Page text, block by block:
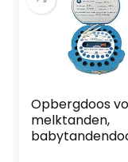
Opbergdoos
melktanden,